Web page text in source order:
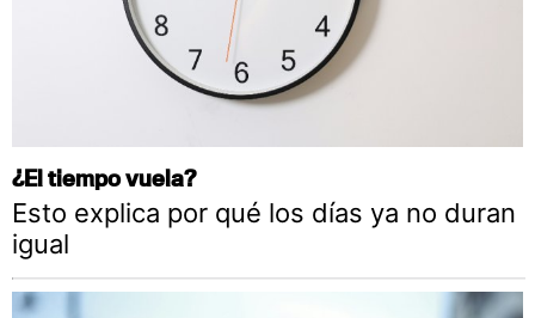
¿El tiempo vuela?
Esto explica por qué los días ya no duran
igual